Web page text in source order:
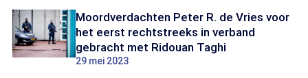
Moordverdachten Peter R. de Vries voor
het eerst rechtstreeks in verband
gebracht met Ridouan Taghi
29 mei 2023